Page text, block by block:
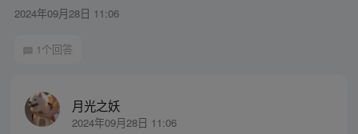
2024年09月28日 11:06
1个回答
月光之妖
2024年09月28日 11:06